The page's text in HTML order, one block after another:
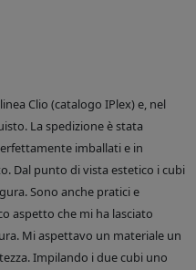
Clio (catalogo IPlex) e, nel
La spedizione è stata
imballati e in
Dal punto di vista estetico i cubi
Sono anche pratici e
aspetto che mi ha lasciato
Mi aspettavo un materiale un
Impilando i due cubi uno